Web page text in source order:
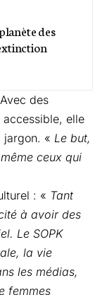
des
des
accessible, elle
jargon. « Le but,
ceux qui
: « Tant
à avoir des
Le SOPK
la vie
les médias,
femmes